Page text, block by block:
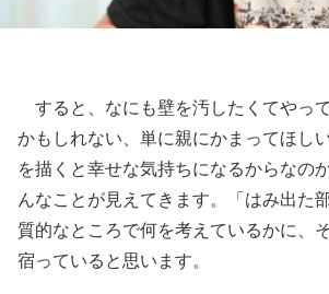
すると、なにも壁を汚したくてやっ
かもしれない、単に親にかまってほし
を描くと幸せな気持ちになるからなの
んなことが見えてきます。「はみ出た
質的なところで何を考えているかに、
宿っていると思います。